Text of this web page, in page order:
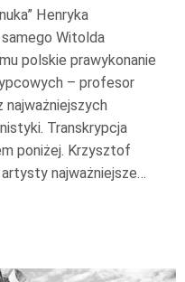
Henryka
Witolda
polskie prawykonanie
– profesor
Transkrypcja
poniżej. Krzysztof
najważniejsze…